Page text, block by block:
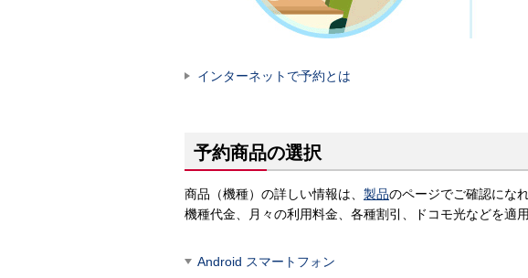
インターネットで予約とは
予約商品の選択
商品（機種）の詳しい情報は、 製品のページでご確認になれ
機種代金、月々の利用料金、各種割引、ドコモ光などを適
Android スマートフォン